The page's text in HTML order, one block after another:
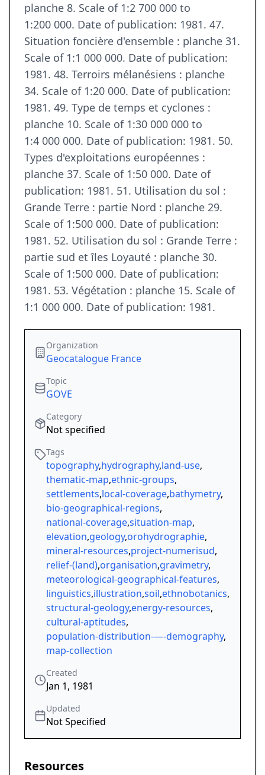
planche 8. Scale of 1:2 700 000 to
1:200 000. Date of publication: 1981. 47.
Situation foncière d'ensemble : planche 31.
Scale of 1:1 000 000. Date of publication:
1981. 48. Terroirs mélanésiens : planche
34. Scale of 1:20 000. Date of publication:
1981. 49. Type de temps et cyclones :
planche 10. Scale of 1:30 000 000 to
1:4 000 000. Date of publication: 1981. 50.
Types d'exploitations européennes :
planche 37. Scale of 1:50 000. Date of
publication: 1981. 51. Utilisation du sol :
Grande Terre : partie Nord : planche 29.
Scale of 1:500 000. Date of publication:
1981. 52. Utilisation du sol : Grande Terre :
partie sud et îles Loyauté : planche 30.
Scale of 1:500 000. Date of publication:
1981. 53. Végétation : planche 15. Scale of
1:1 000 000. Date of publication: 1981.
Organization
Geocatalogue France
Topic
GOVE
Category
Not specified
Tags
topography,hydrography,land-use,
thematic-map,ethnic-groups,
settlements,local-coverage,bathymetry,
bio-geographical-regions,
national-coverage,situation-map,
elevation,geology,orohydrographie,
mineral-resources,project-numerisud,
relief-(land),organisation,gravimetry,
meteorological-geographical-features,
linguistics,illustration,soil,ethnobotanics,
structural-geology,energy-resources,
cultural-aptitudes,
population-distribution-—-demography,
map-collection
Created
Jan 1, 1981
Updated
Not Specified
Resources